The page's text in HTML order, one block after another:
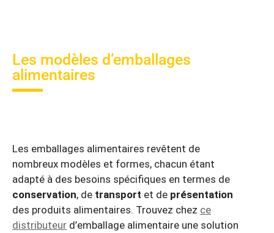
Les modèles d’emballages
alimentaires
Les emballages alimentaires revêtent de
nombreux modèles et formes, chacun étant
adapté à des besoins spécifiques en termes de
conservation, de transport et de présentation
des produits alimentaires. Trouvez chez ce
distributeur d’emballage alimentaire une solution